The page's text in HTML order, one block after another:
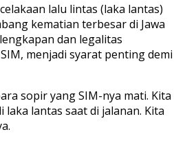
lalu lintas (laka lantas)
kematian terbesar di Jawa
dan legalitas
menjadi syarat penting demi
sopir yang SIM-nya mati. Kita
lantas saat di jalanan. Kita